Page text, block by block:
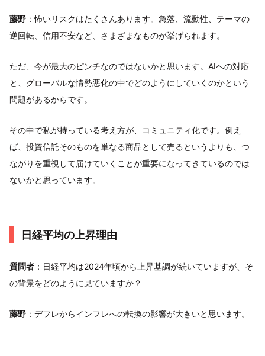
藤野 ：怖いリスクはたくさんあります。急落、流動性、テーマの
逆回転、信用不安など、さまざまなものが挙げられます。
ただ、今が最大のピンチなのではないかと思います。AIへの対応
と、グローバルな情勢悪化の中でどのようにしていくのかという
問題があるからです。
その中で私が持っている考え方が、コミュニティ化です。例え
ば、投資信託そのものを単なる商品として売るというよりも、つ
ながりを重視して届けていくことが重要になってきているのでは
ないかと思っています。
日経平均の上昇理由
質問者 ：日経平均は2024年頃から上昇基調が続いていますが、そ
の背景をどのように見ていますか？
藤野 ：デフレからインフレへの転換の影響が大きいと思います。